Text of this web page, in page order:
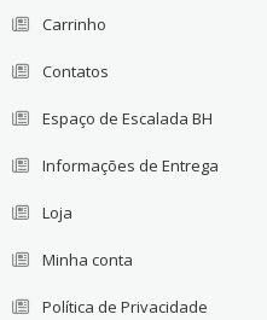
Carrinho
Contatos
Espaço de Escalada BH
Informações de Entrega
Loja
Minha conta
Política de Privacidade